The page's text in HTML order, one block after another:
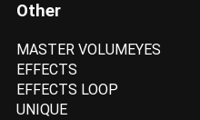
Other
MASTER VOLUMEYES
EFFECTS
EFFECTS LOOP
UNIQUE